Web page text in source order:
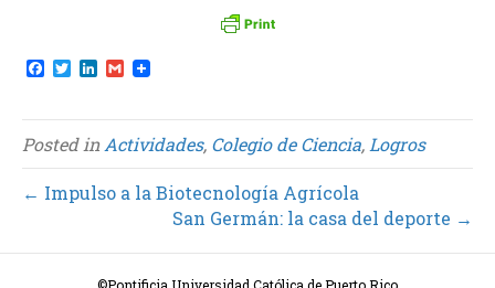
F
e
b
o
o
k
T
t
t
e
r
L
k
e
d
I
n
G
i
l
Posted inActividades, Colegio de Ciencia,Logros
← Impulso a la Biotecnología Agrícola
San Germán: la casa del deporte →